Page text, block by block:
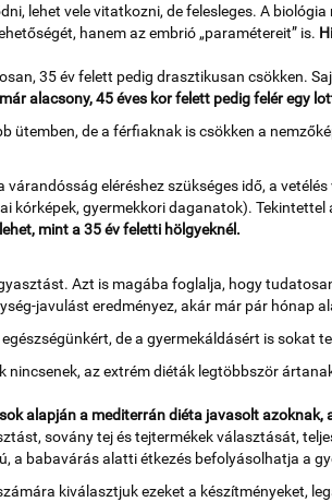
lehet vele vitatkozni, de felesleges. A
hanem az embrió „paramétereit” is.
35 év felett pedig drasztikusan csökken.
alacsony, 45 éves kor felett pedig felér egy
ütemben, de a férfiaknak is csökken a
eléréshez szükséges idő, a vetélés
kórképek, gyermekkori daganatok).
mint a 35 év feletti hölgyeknél.
Azt is magába foglalja, hogy
javulást eredményez, akár már pár hónap
de a gyermekáldásért is sokat
nincsenek, az extrém diéták legtöbbször
alapján a mediterrán diéta javasolt azoknak,
sovány tej és tejtermékek választását,
a babavárás alatti étkezés befolyásolhatja a
kiválasztjuk ezeket a készítményeket,